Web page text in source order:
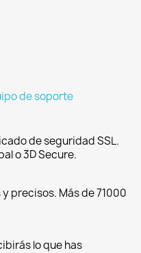
de soporte
de seguridad SSL.
o 3D Secure.
precisos. Más de 71000
lo que has